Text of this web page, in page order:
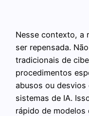
Nesse contexto, a
ser repensada.
tradicionais de
procedimentos
abusos ou
sistemas de IA.
rápido de